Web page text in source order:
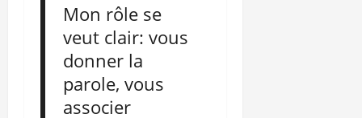
Mon rôle se
veut clair: vous
donner la
parole, vous
associer